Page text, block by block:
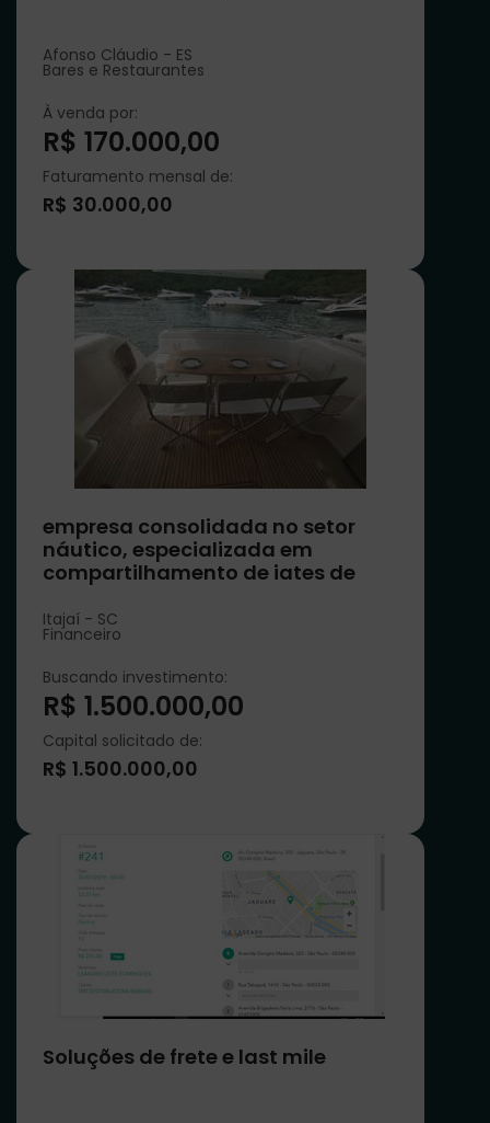
Afonso Cláudio - ES
Bares e Restaurantes
À venda por:
R$ 170.000,00
Faturamento mensal de:
R$ 30.000,00
empresa consolidada no setor
náutico, especializada em
compartilhamento de iates de
Itajaí - SC
Financeiro
Buscando investimento:
R$ 1.500.000,00
Capital solicitado de:
R$ 1.500.000,00
Soluções de frete e last mile